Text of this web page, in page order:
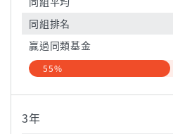
同組排名
贏過同類基金
55%
3年